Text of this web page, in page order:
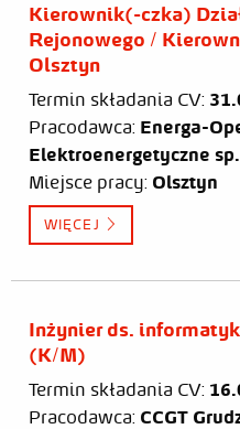
Kierownik(-czka)
Rejonowego /
Olsztyn
Termin składania CV:
Pracodawca: Energa-
Elektroenergetyczne
Miejsce pracy: Olsztyn
WIĘCEJ
Inżynier ds.
(K/M)
Termin składania CV:
Pracodawca: CCGT